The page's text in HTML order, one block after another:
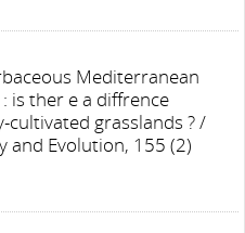
Mediterranean
is ther e a diffrence
grasslands ?/
and Evolution, 155 (2)